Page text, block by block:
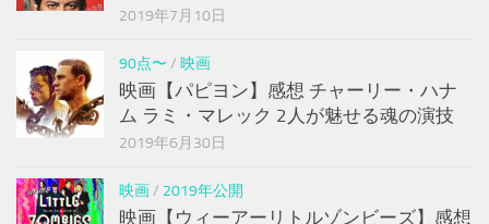
2019年7月10日
90点〜 / 映画
映画【パピヨン】感想 チャーリー・ハナ
ム ラミ・マレック 2人が魅せる魂の演技
2019年6月30日
映画/ 2019年公開
映画【ウィーアーリトルゾンビーズ】感想